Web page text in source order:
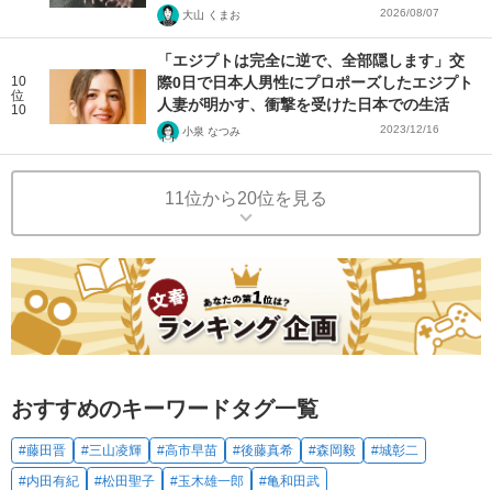
大山 くまお 2026/08/07
10
位
10
「エジプトは完全に逆で、全部隠します」交
際0日で日本人男性にプロポーズしたエジプト
人妻が明かす、衝撃を受けた日本での生活
小泉 なつみ 2023/12/16
11位から20位を見る
おすすめのキーワードタグ一覧
#藤田晋 #三山凌輝 #高市早苗 #後藤真希 #森岡毅
#城彰二
#内田有紀
#松田聖子 #玉木雄一郎 #亀和田武